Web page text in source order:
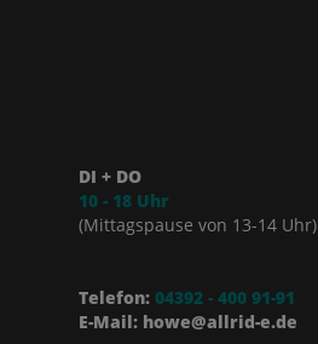
DI + DO
10 - 18 Uhr
(Mittagspause von 13-14 Uhr)
Telefon: 04392 - 400 91-91
E-Mail: howe@allrid-e.de